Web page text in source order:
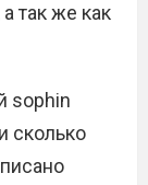
так же как
sophin
сколько